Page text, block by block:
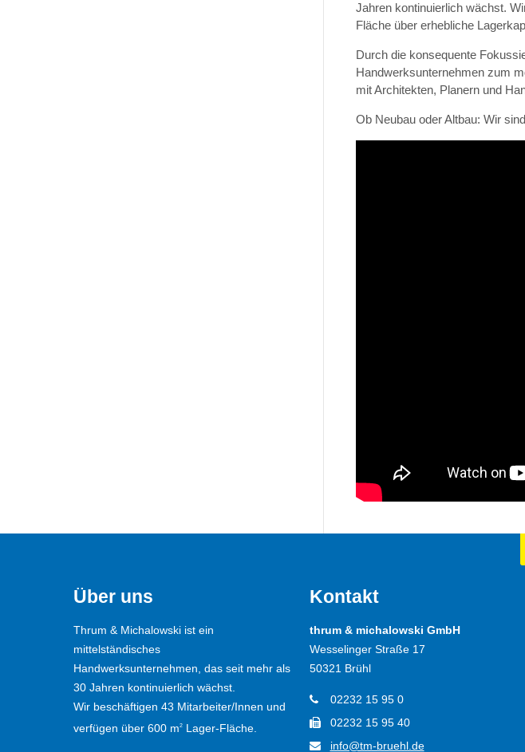
Jahren kontinuierlich wächst.
Fläche über erhebliche
Durch die konsequente
Handwerksunternehmen zum
mit Architekten, Planern und
Ob Neubau oder Altbau: Wir
Über uns
Thrum & Michalowski ist ein
mittelständisches
Handwerksunternehmen, das seit mehr als
30 Jahren kontinuierlich wächst.
Wir beschäftigen 43 Mitarbeiter/Innen und
verfügen über 600 m2 Lager-Fläche.
Kontakt
thrum & michalowski GmbH
Wesselinger Straße 17
50321 Brühl
02232 15 95 0
02232 15 95 40
info@tm-bruehl.de